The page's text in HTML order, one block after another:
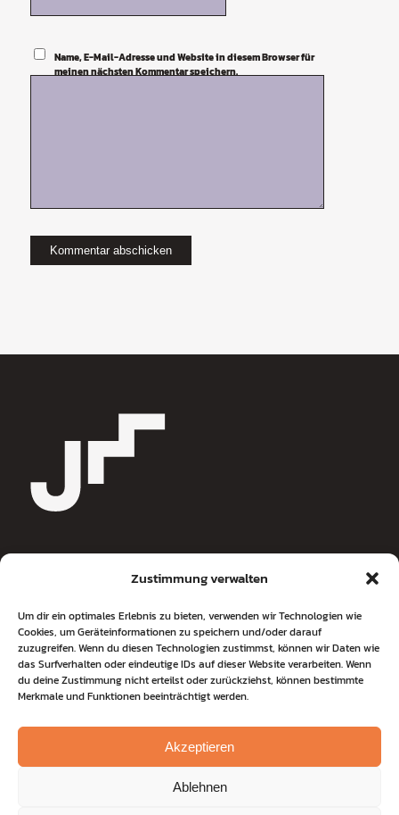
Zustimmung verwalten
Um dir ein optimales Erlebnis zu bieten, verwenden wir Technologien wie
Cookies, um Geräteinformationen zu speichern und/oder darauf
zuzugreifen. Wenn du diesen Technologien zustimmst, können wir Daten wie
das Surfverhalten oder eindeutige IDs auf dieser Website verarbeiten. Wenn
du deine Zustimmung nicht erteilst oder zurückziehst, können bestimmte
Merkmale und Funktionen beeinträchtigt werden.
Akzeptieren
Ablehnen
Name, E-Mail-Adresse und Website in diesem Browser für
meinen nächsten Kommentar speichern.
Jochen Metzger
Journalist & Coach
Wolsteinkamp 3
22607 Hamburg
Tel+49 176 820 40 449
coaching@jochen-metzger.de